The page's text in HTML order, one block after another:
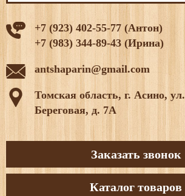
+7 (923) 402-55-77 (Антон)
+7 (983) 344-89-43 (Ирина)
antshaparin@gmail.com
Томская область, г. Асино, ул.
Береговая, д. 7А
Заказать звонок
Каталог товаров